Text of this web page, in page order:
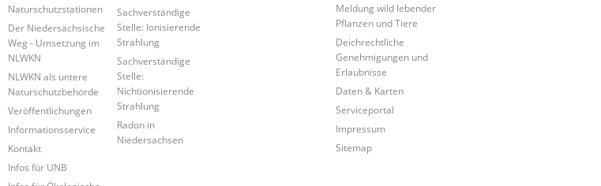
Naturschutzstationen
Der Niedersächsische
Weg - Umsetzung im
NLWKN
NLWKN als untere
Naturschutzbehörde
Veröffentlichungen
Informationsservice
Kontakt
Infos für UNB
Sachverständige
Stelle: Ionisierende
Strahlung
Sachverständige
Stelle:
Nichtionisierende
Strahlung
Radon in
Niedersachsen
Meldung wild lebender
Pflanzen und Tiere
Deichrechtliche
Genehmigungen und
Erlaubnisse
Daten & Karten
Serviceportal
Impressum
Sitemap